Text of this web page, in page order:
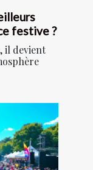
festive ?
il devient